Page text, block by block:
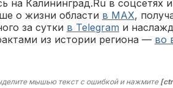
на Калининград.Ru в соцсетях
о жизни области в MAX,
за сутки в Telegram и
из истории региона — во
мышью текст с ошибкой и нажмите